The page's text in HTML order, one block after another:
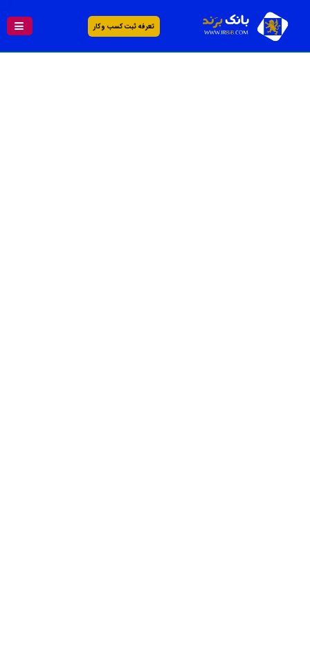
تعرفه ثبت کسب و کار